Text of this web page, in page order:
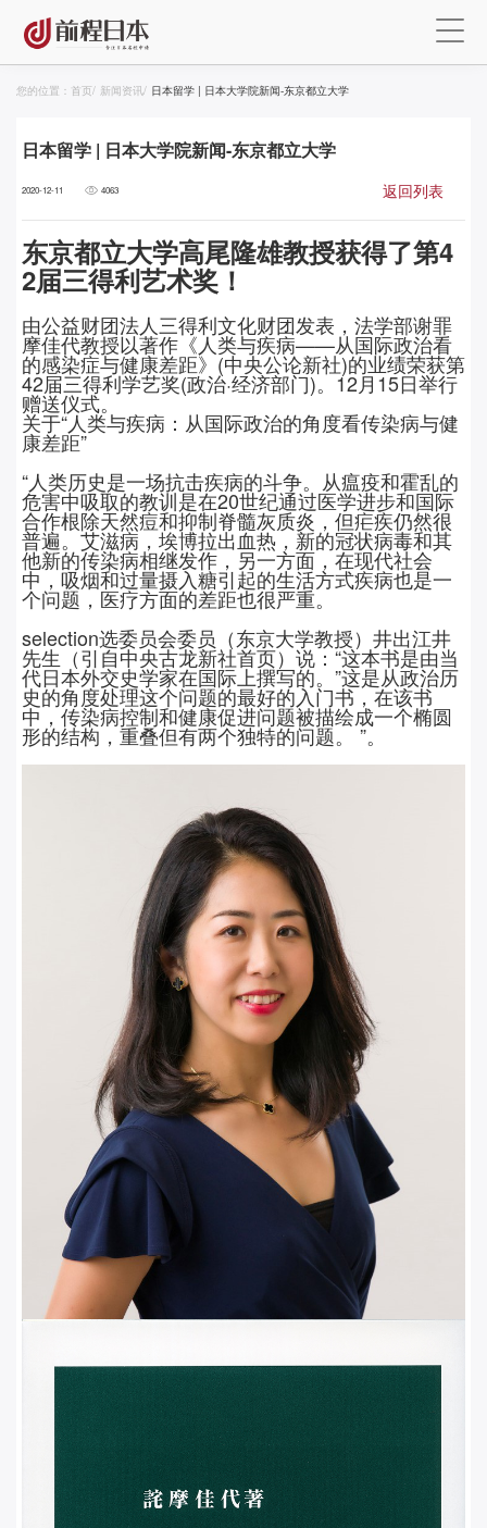
您的位置： 首页/ 新闻资讯/ 日本留学 | 日本大学院新闻-东京都立大学
日本留学 | 日本大学院新闻-东京都立大学
2020-12-11 4063 返回列表
东京都立大学高尾隆雄教授获得了第4
2届三得利艺术奖！
由公益财团法人三得利文化财团发表，法学部谢罪
摩佳代教授以著作《人类与疾病——从国际政治看
的感染症与健康差距》(中央公论新社)的业绩荣获第
42届三得利学艺奖(政治·经济部门)。12月15日举行
赠送仪式。
关于“人类与疾病：从国际政治的角度看传染病与健
康差距”
“人类历史是一场抗击疾病的斗争。从瘟疫和霍乱的
危害中吸取的教训是在20世纪通过医学进步和国际
合作根除天然痘和抑制脊髓灰质炎，但疟疾仍然很
普遍。艾滋病，埃博拉出血热，新的冠状病毒和其
他新的传染病相继发作，另一方面，在现代社会
中，吸烟和过量摄入糖引起的生活方式疾病也是一
个问题，医疗方面的差距也很严重。
selection选委员会委员（东京大学教授）井出江井
先生（引自中央古龙新社首页）说：“这本书是由当
代日本外交史学家在国际上撰写的。”这是从政治历
史的角度处理这个问题的最好的入门书，在该书
中，传染病控制和健康促进问题被描绘成一个椭圆
形的结构，重叠但有两个独特的问题。 ”。